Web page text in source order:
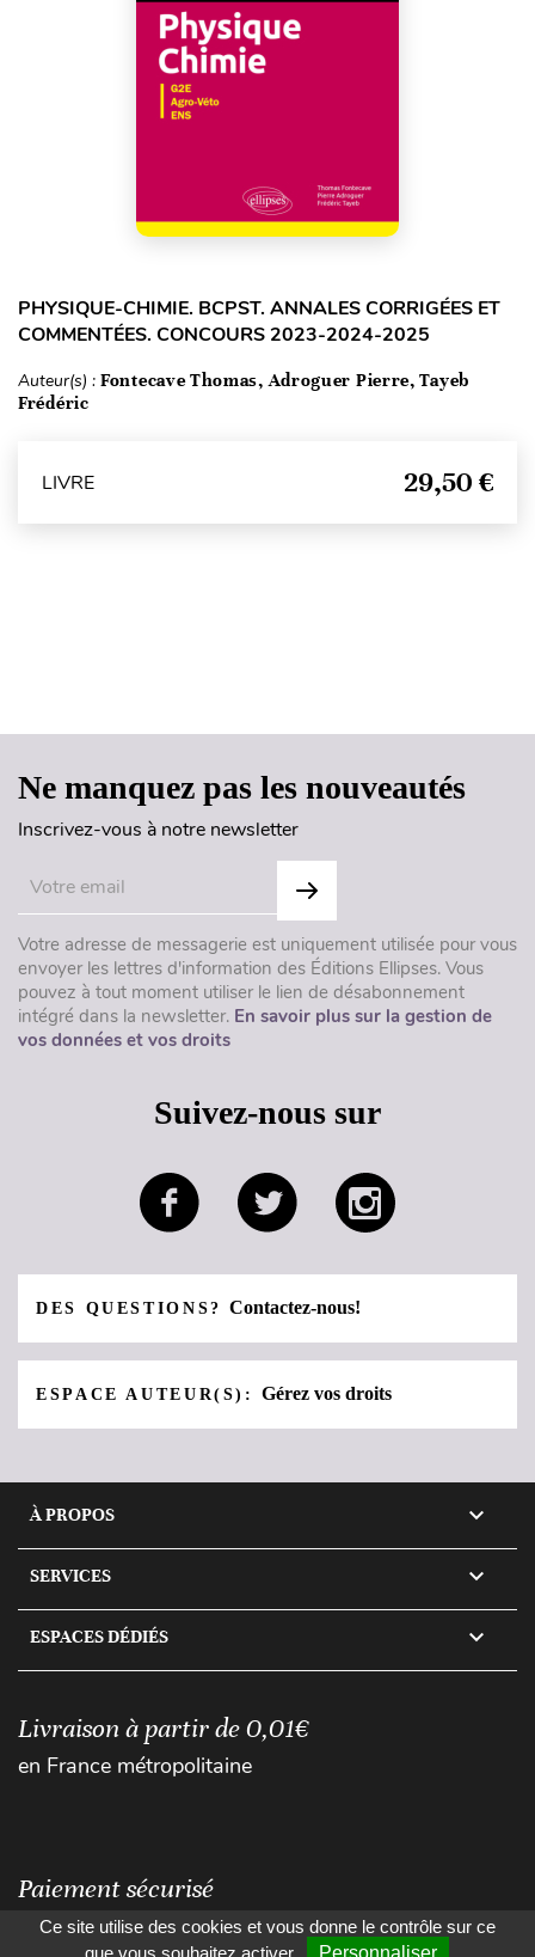
PHYSIQUE-CHIMIE. BCPST. ANNALES CORRIGÉES ET
COMMENTÉES. CONCOURS 2023-2024-2025
Auteur(s) : Fontecave Thomas, Adroguer Pierre, Tayeb
Frédéric
LIVRE 29,50 €
Ne manquez pas les nouveautés
Inscrivez-vous à notre newsletter
Votre adresse de messagerie est uniquement utilisée pour vous
envoyer les lettres d'information des Éditions Ellipses. Vous
pouvez à tout moment utiliser le lien de désabonnement
intégré dans la newsletter. En savoir plus sur la gestion de
vos données et vos droits
Suivez-nous sur
DES QUESTIONS?Contactez-nous!
ESPACE AUTEUR(S):Gérez vos droits
À PROPOS 
SERVICES 
ESPACES DÉDIÉS 
Livraison à partir de 0,01€
en France métropolitaine
Paiement sécurisé
Ce site utilise des cookies et vous donne le contrôle sur ce
que vous souhaitez activer
Personnaliser